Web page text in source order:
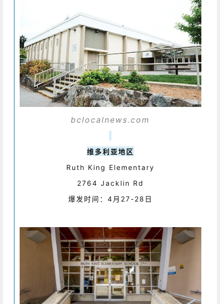
bclocalnews.com
维多利亚地区
Ruth King Elementary
2764 Jacklin Rd
爆发时间：4月27-28日